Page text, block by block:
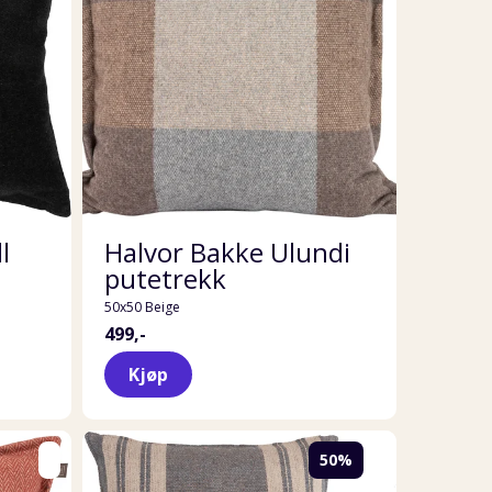
Halvor Bakke Ulundi
putetrekk
50x50 Beige
499,-
Kjøp
50%